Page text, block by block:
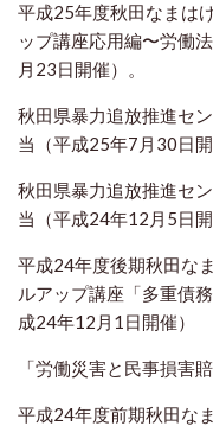
平成25年度秋田なまは
ップ講座応用編〜労働
月23日開催）。
秋田県暴力追放推進セ
当（平成25年7月30日開
秋田県暴力追放推進セ
当（平成24年12月5日開
平成24年度後期秋田な
ルアップ講座「多重債
成24年12月1日開催）
「労働災害と民事損害
平成24年度前期秋田な